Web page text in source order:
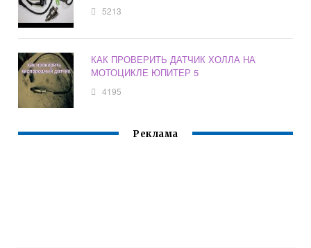
5213
КАК ПРОВЕРИТЬ ДАТЧИК ХОЛЛА НА
МОТОЦИКЛЕ ЮПИТЕР 5
4195
Реклама